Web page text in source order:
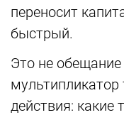
переносит
быстрый.
Это не обещание
мультипликатор
действия: какие